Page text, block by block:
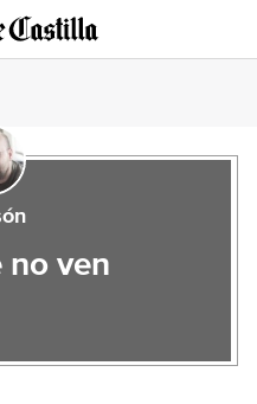
no ven